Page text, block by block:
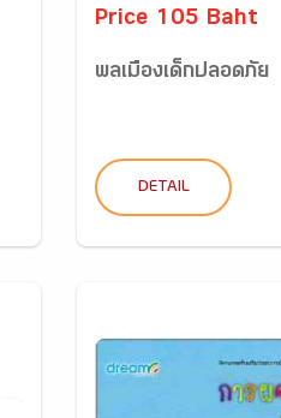
Price 105 Baht
พลเมืองเด็กปลอดภัย
DETAIL